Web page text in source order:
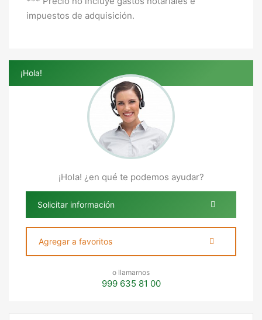
impuestos de adquisición.
¡Hola!
¡Hola! ¿en qué te podemos ayudar?
Solicitar información
Agregar a favoritos
o llamarnos
999 635 81 00